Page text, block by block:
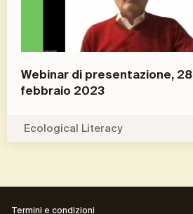
Webinar di presentazione, 28
febbraio 2023
Ecological Literacy
Termini e condizioni